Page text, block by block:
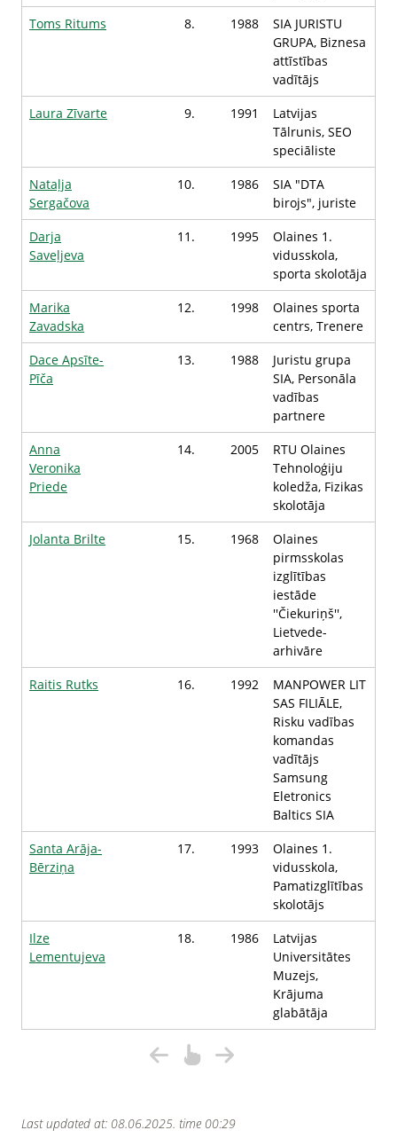
Toms Ritums
8. 1988
SIA JURISTU
GRUPA, Biznesa
attīstības
vadītājs
Laura Zīvarte
9. 1991
Latvijas
Tālrunis, SEO
speciāliste
Nataļja
Sergačova
10. 1986
SIA "DTA
birojs", juriste
Darja
Saveļjeva
11. 1995
Olaines 1.
vidusskola,
sporta skolotāja
Marika
Zavadska
12. 1998
Olaines sporta
centrs, Trenere
Dace Apsīte-
Pīča
13. 1988
Juristu grupa
SIA, Personāla
vadības
partnere
Anna
Veronika
Priede
14. 2005
RTU Olaines
Tehnoloģiju
koledža, Fizikas
skolotāja
Jolanta Brilte
15. 1968
Olaines
pirmsskolas
izglītības
iestāde
''Čiekuriņš'',
Lietvede-
arhivāre
Raitis Rutks
16. 1992
MANPOWER LIT
SAS FILIĀLE,
Risku vadības
komandas
vadītājs
Samsung
Eletronics
Baltics SIA
Santa Arāja-
Bērziņa
17. 1993
Olaines 1.
vidusskola,
Pamatizglītības
skolotājs
Ilze
Lementujeva
18. 1986
Latvijas
Universitātes
Muzejs,
Krājuma
glabātāja
Last updated at: 08.06.2025. time 00:29